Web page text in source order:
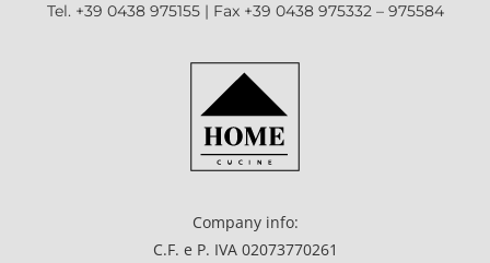
Tel. +39 0438 975155| Fax +39 0438 975332 – 975584
Company info:
C.F. e P. IVA 02073770261